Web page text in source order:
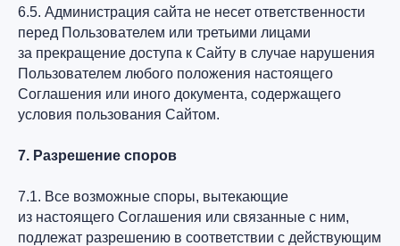
6.5. Администрация сайта не несет ответственности
перед Пользователем или третьими лицами
за прекращение доступа к Сайту в случае нарушения
Пользователем любого положения настоящего
Соглашения или иного документа, содержащего
условия пользования Сайтом.
7. Разрешение споров
7.1. Все возможные споры, вытекающие
из настоящего Соглашения или связанные с ним,
подлежат разрешению в соответствии с действующим